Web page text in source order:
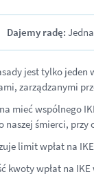
Dajemy radę:
jest tylko jeden
zarządzanymi
mieć wspólnego
naszej śmierci, przy
limit wpłat na
kwoty wpłat na IKE